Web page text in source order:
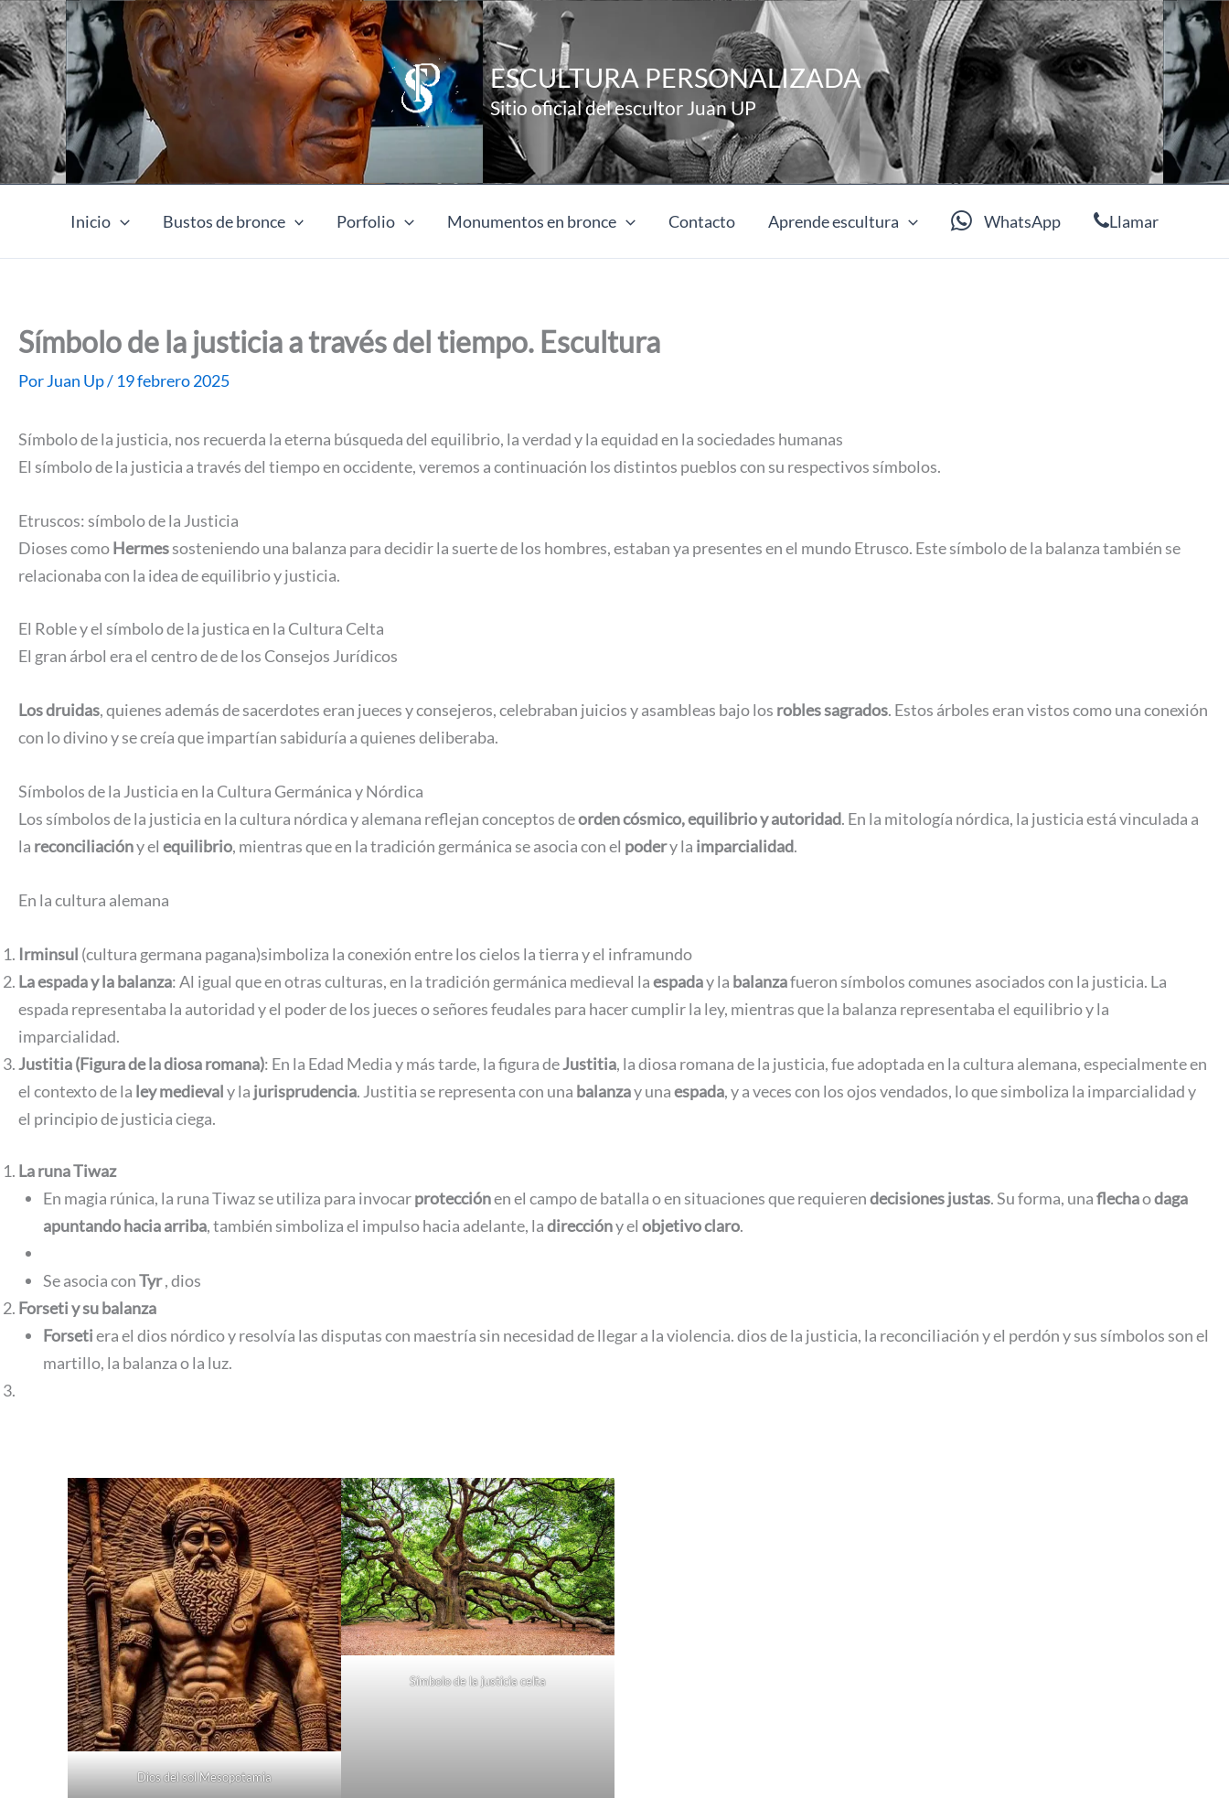
Ir
al
contenido
ESCULTURA PERSONALIZADA
Sitio oficial del escultor Juan UP
Inicio Bustos de bronce Porfolio Monumentos en bronce Contacto Aprende escultura WhatsApp Llamar
Símbolo de la justicia a través del tiempo. Escultura
PorJuan Up/ 19 febrero 2025
Símbolo de la justicia, nos recuerda la eterna búsqueda del equilibrio, la verdad y la equidad en la sociedades humanas
El símbolo de la justicia a través del tiempo en occidente, veremos a continuación los distintos pueblos con su respectivos símbolos.
Etruscos: símbolo de la Justicia
Dioses comoHermessosteniendo una balanza para decidir la suerte de los hombres, estaban ya presentes en el mundo Etrusco. Este símbolo de la balanza también se
relacionaba con la idea de equilibrio y justicia.
El Roble y el símbolo de la justica en la Cultura Celta
El gran árbol era el centro de de los Consejos Jurídicos
Los druidas, quienes además de sacerdotes eran jueces y consejeros, celebraban juicios y asambleas bajo los robles sagrados. Estos árboles eran vistos como una conexión
con lo divino y se creía que impartían sabiduría a quienes deliberaba.
Símbolos de la Justicia en la Cultura Germánica y Nórdica
Los símbolos de la justicia en la cultura nórdica y alemana reflejan conceptos deorden cósmico, equilibrio y autoridad. En la mitología nórdica, la justicia está vinculada a
la reconciliacióny el equilibrio, mientras que en la tradición germánica se asocia con el podery la imparcialidad.
En la cultura alemana
Irminsul (cultura germana pagana)simboliza la conexión entre los cielos la tierra y el inframundo
La espada y la balanza: Al igual que en otras culturas, en la tradición germánica medieval laespaday la balanzafueron símbolos comunes asociados con la justicia. La
espada representaba la autoridad y el poder de los jueces o señores feudales para hacer cumplir la ley, mientras que la balanza representaba el equilibrio y la
imparcialidad.
Justitia (Figura de la diosa romana): En la Edad Media y más tarde, la figura deJustitia, la diosa romana de la justicia, fue adoptada en la cultura alemana, especialmente en
el contexto de la ley medievaly la jurisprudencia. Justitia se representa con una balanzay unaespada, y a veces con los ojos vendados, lo que simboliza la imparcialidad y
el principio de justicia ciega.
La runa Tiwaz
En magia rúnica, la runa Tiwaz se utiliza para invocarprotecciónen el campo de batalla o en situaciones que requierendecisiones justas. Su forma, unaflechaodaga
apuntando hacia arriba, también simboliza el impulso hacia adelante, ladireccióny el objetivo claro.
Se asocia conTyr, dios
Forseti y su balanza
Forsetiera el dios nórdico y resolvía las disputas con maestría sin necesidad de llegar a la violencia. dios de la justicia, la reconciliación y el perdón y sus símbolos son el
martillo, la balanza o la luz.
Dios del sol Mesopotamia
Símbolo de la justicia celta